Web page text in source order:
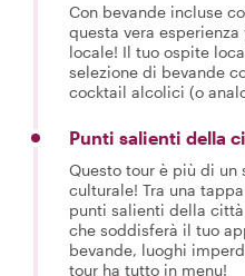
Con bevande incluse
questa vera
locale! Il tuo ospite
selezione di bevande
cocktail alcolici (o
Punti salienti della
Questo tour è più di un
culturale! Tra una
punti salienti della
che soddisferà il tuo
bevande, luoghi
tour ha tutto in menu!